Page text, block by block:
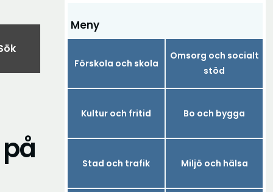
Meny
Förskola och skola
Omsorg och socialt
stöd
Kultur och fritid Bo och bygga
Stad och trafik Miljö och hälsa